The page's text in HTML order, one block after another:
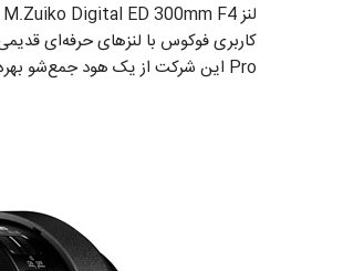
Pro این شرکت از یک هود جمع‌شو بهره‌مند است که در صورت نیاز می‌توانید با بستن آن، اندازه لنز را کاهش دهید.